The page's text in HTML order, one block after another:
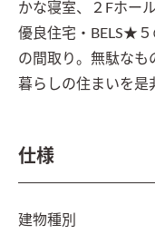
かな寝室、２Fホー
優良住宅・BELS★
の間取り。無駄なも
暮らしの住まいを是
仕様
建物種別